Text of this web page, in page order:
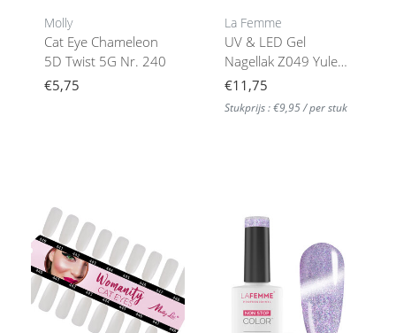
Molly
Cat Eye Chameleon
5D Twist 5G Nr. 240
€5,75
La Femme
UV & LED Gel
Nagellak Z049 Yule
Cat Eye 8gr
€11,75
Stukprijs : €9,95 / per stuk